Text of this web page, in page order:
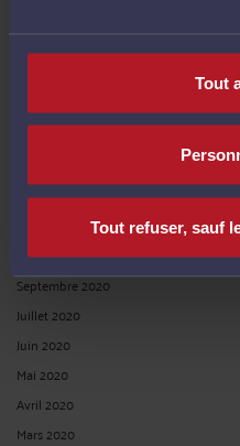
Tout
Tout refuser, sauf
Mars 2021
Décembre 2020
Novembre 2020
Octobre 2020
Septembre 2020
Juillet 2020
Juin 2020
Mai 2020
Avril 2020
Mars 2020